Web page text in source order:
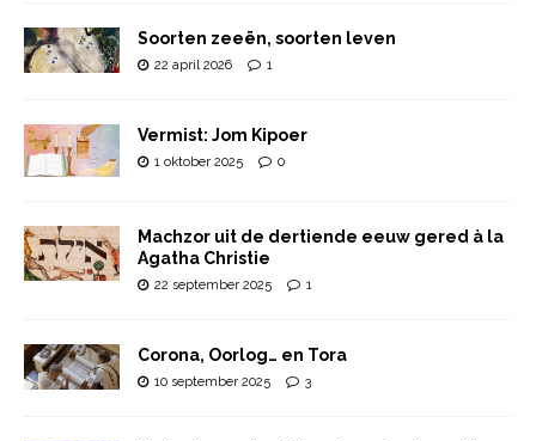
Soorten zeeën, soorten leven
22 april 2026 1
Vermist: Jom Kipoer
1 oktober 2025 0
Machzor uit de dertiende eeuw gered à la
Agatha Christie
22 september 2025 1
Corona, Oorlog… en Tora
10 september 2025 3